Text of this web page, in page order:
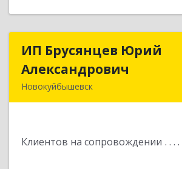
ИП Брусянцев Юрий
Александрович
Новокуйбышевск
Клиентов на сопровождении
ИП